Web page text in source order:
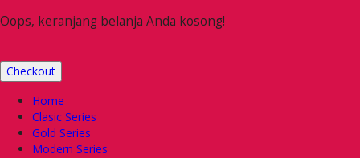
Oops, keranjang belanja Anda kosong!
Checkout
Home
Clasic Series
Gold Series
Modern Series